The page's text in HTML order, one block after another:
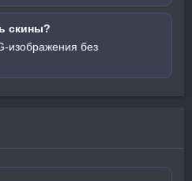
скины?
изображения без